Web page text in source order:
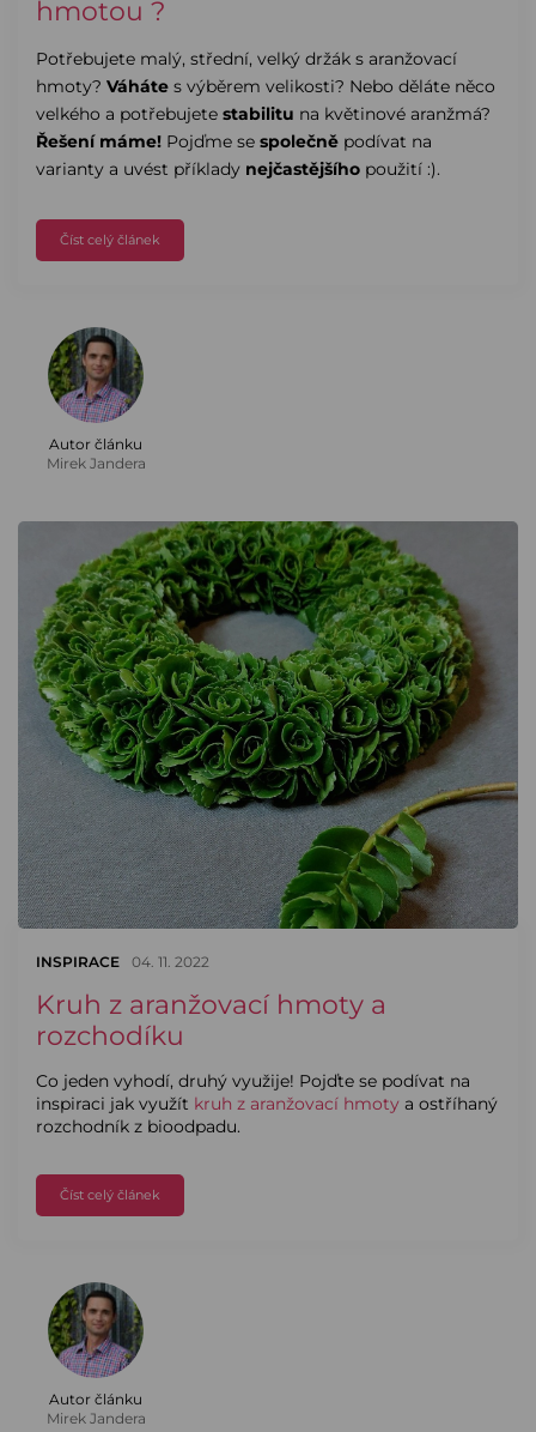
hmotou ?
Potřebujete malý, střední, velký držák s aranžovací
hmoty? Váháte s výběrem velikosti? Nebo děláte něco
velkého a potřebujete stabilitu na květinové aranžmá?
Řešení máme! Pojďme se společně podívat na
varianty a uvést příklady nejčastějšího použití :).
Číst celý článek
Autor článku
Mirek Jandera
INSPIRACE 04. 11. 2022
Kruh z aranžovací hmoty a
rozchodíku
Co jeden vyhodí, druhý využije! Pojďte se podívat na
inspiraci jak využít kruh z aranžovací hmoty a ostříhaný
rozchodník z bioodpadu.
Číst celý článek
Autor článku
Mirek Jandera